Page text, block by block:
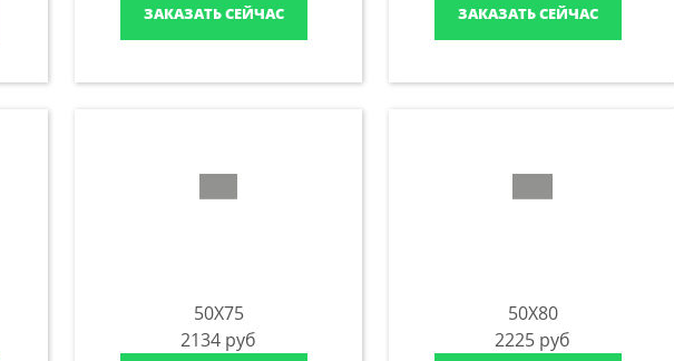
ЗАКАЗАТЬ СЕЙЧАС ЗАКАЗАТЬ СЕЙЧАС
50X75
2134 руб
50X80
2225 руб